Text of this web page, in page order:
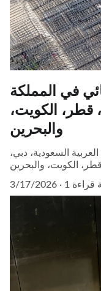
في المملكة
قطر، الكويت،
والبحرين
السعودية، دبي،
قطر، الكويت، والبحرين
3/17/2026
قراءة